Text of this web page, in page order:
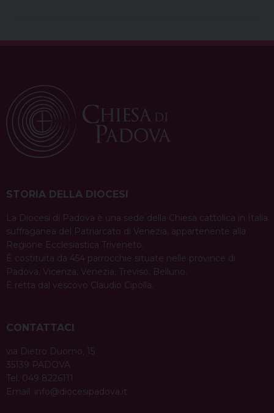
STORIA DELLA DIOCESI
La Diocesi di Padova è una sede della Chiesa cattolica in Italia
suffraganea del Patriarcato di Venezia, appartenente alla
Regione Ecclesiastica Triveneto.
È costituita da 454 parrocchie situate nelle province di
Padova, Vicenza, Venezia, Treviso, Belluno.
È retta dal vescovo Claudio Cipolla.
CONTATTACI
via Dietro Duomo, 15
35139 PADOVA
Tel. 049 8226111
Email: info@diocesipadova.it